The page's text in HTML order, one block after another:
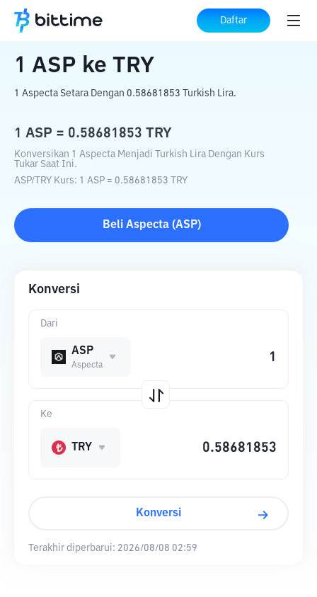
Daftar
Beranda Konverter Kripto ke TRY
1 ASP ke TRY
1 Aspecta Setara Dengan 0.58681853 Turkish Lira.
1 ASP = 0.58681853 TRY
Konversikan 1 Aspecta Menjadi Turkish Lira Dengan Kurs
Tukar Saat Ini.
ASP/ TRY Kurs: 1 ASP = 0.58681853 TRY
Beli Aspecta(ASP)
Konversi
Dari
ASP
Aspecta
Ke
TRY
Konversi
Terakhir diperbarui: 2026/08/08 02:59